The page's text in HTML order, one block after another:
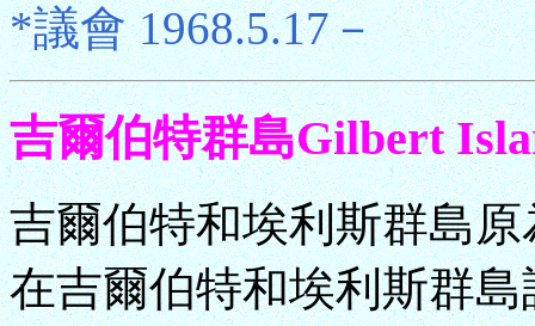
*議會 1968.5.17－
吉爾伯特群島Gilbert
吉爾伯特和埃利斯群島
在吉爾伯特和埃利斯群